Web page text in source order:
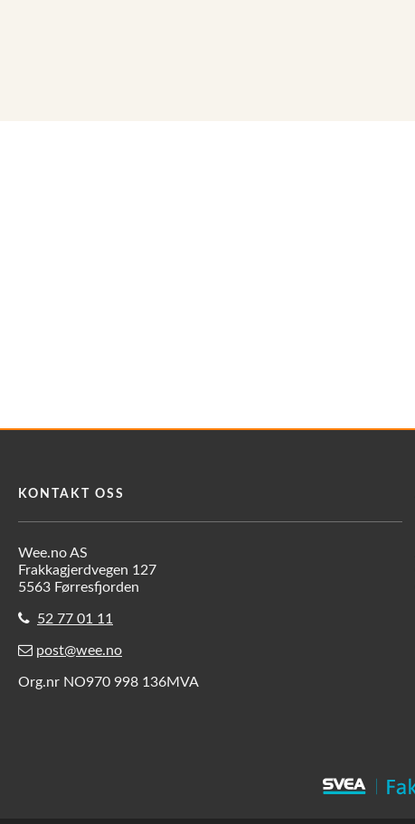
KONTAKT OSS
Wee.no AS
Frakkagjerdvegen 127
5563 Førresfjorden
52 77 01 11
post@wee.no
Org.nr NO970 998 136MVA